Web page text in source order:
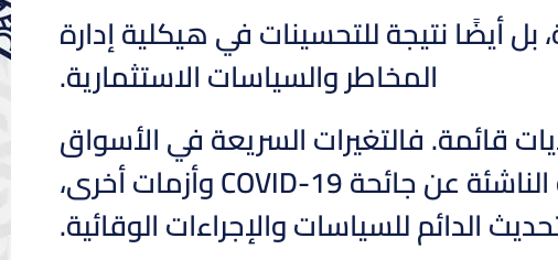
أيضًا نتيجة للتحسينات في هيكلية إدارة
المخاطر والسياسات الاستثمارية.
قائمة. فالتغيرات السريعة في الأسواق
المالية العالمية، بالإضافة إلى الأزمات الاقتصادية الناشئة عن جائحة COVID-19 وأزمات أخرى،
الدائم للسياسات والإجراءات الوقائية.